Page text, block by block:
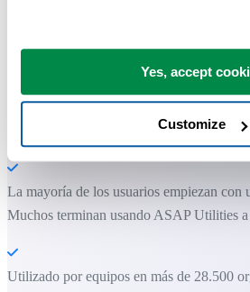
Yes, accept
Customize
Ahorra tiempo en Excel.
Conjunto de herramientas de
Puede empezar de inmediato. No se
La mayoría de los usuarios empiezan con
Muchos terminan usando ASAP Utilities
Utilizado por equipos en más de 28.500